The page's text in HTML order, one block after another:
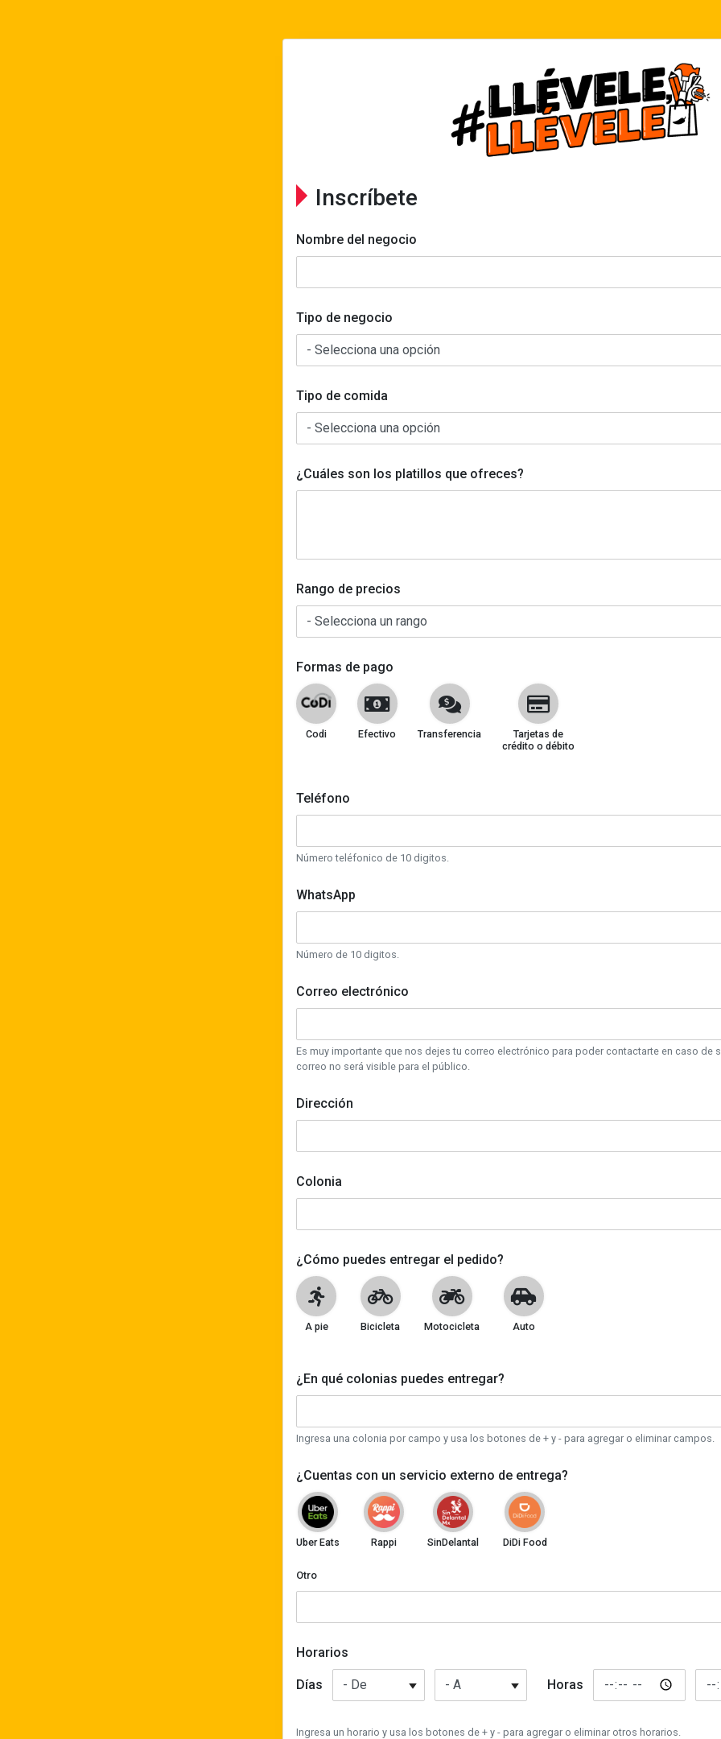
Inscríbete
Nombre del negocio
Tipo de negocio
Tipo de comida
¿Cuáles son los platillos que ofreces?
Rango de precios
Formas de pago
Codi Efectivo Transferencia
Tarjetas de
crédito o débito
Teléfono
Número teléfonico de 10 digitos.
WhatsApp
Número de 10 digitos.
Correo electrónico
Es muy importante que nos dejes tu correo electrónico para poder contactarte en caso de
correo no será visible para el público.
Dirección
Colonia
¿Cómo puedes entregar el pedido?
A pie Bicicleta Motocicleta Auto
¿En qué colonias puedes entregar?
Ingresa una colonia por campo y usa los botones de + y - para agregar o eliminar campos.
¿Cuentas con un servicio externo de entrega?
Uber Eats Rappi SinDelantal DiDi Food
Otro
Horarios
DíasDe HorasDe
Ingresa un horario y usa los botones de + y - para agregar o eliminar otros horarios.